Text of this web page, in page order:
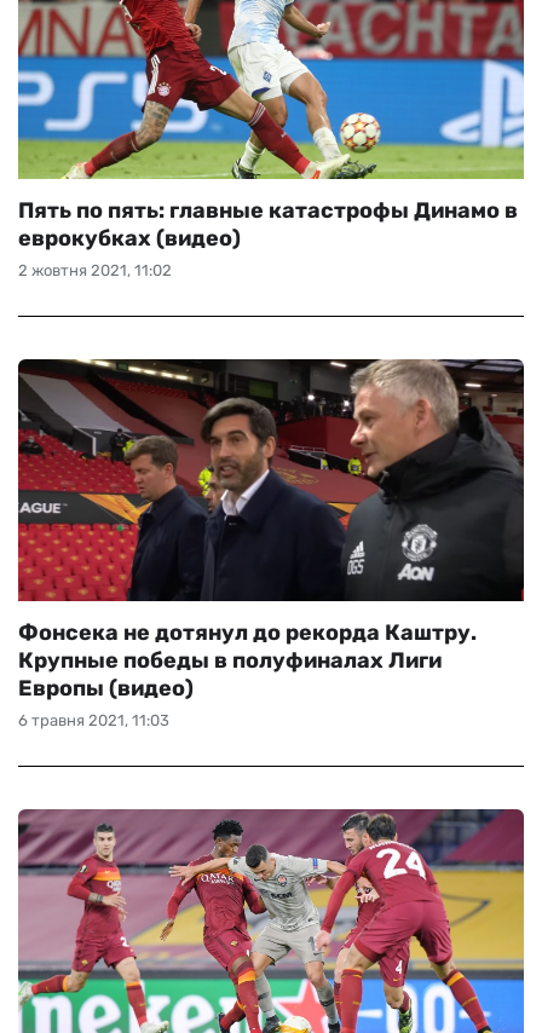
2 жовтня 2021, 11:02
Пять по пять: главные катастрофы Динамо в
еврокубках (видео)
6 травня 2021, 11:03
Фонсека не дотянул до рекорда Каштру.
Крупные победы в полуфиналах Лиги
Европы (видео)